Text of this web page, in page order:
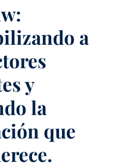
a
y
la
que